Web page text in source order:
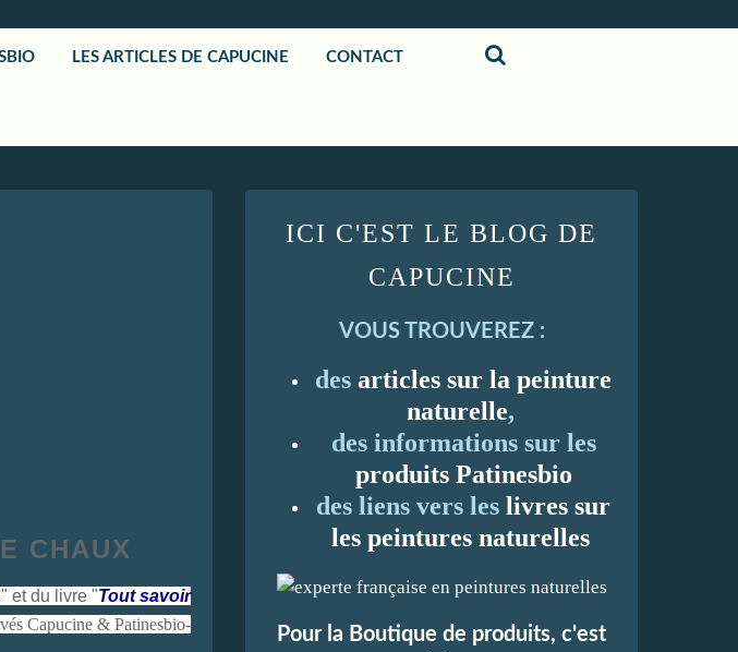
LES ARTICLES DE CAPUCINE CONTACT
CHAUX
" et du livre "Tout savoir
Capucine & Patinesbio-
ICI C'EST LE BLOG DE
CAPUCINE
VOUS TROUVEREZ :
des articles sur la peinture
naturelle,
des informations sur les
produits Patinesbio
des liens vers les livres sur
les peintures naturelles
Pour la Boutique de produits, c'est